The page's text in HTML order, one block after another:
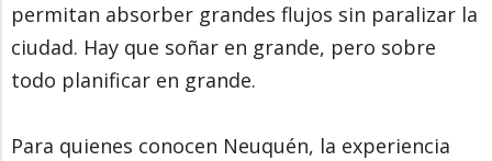
permitan absorber grandes flujos sin paralizar la
ciudad. Hay que soñar en grande, pero sobre
todo planificar en grande.
Para quienes conocen Neuquén, la experiencia